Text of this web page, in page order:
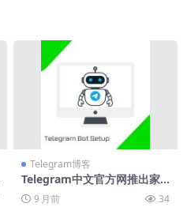
Telegram博客
Telegram中文官方网推出家
长控制模式
9 月前 34